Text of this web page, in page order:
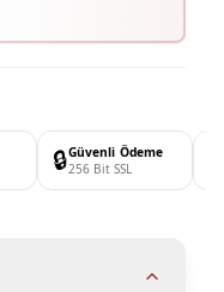
🔒Güvenli Ödeme
256 Bit SSL